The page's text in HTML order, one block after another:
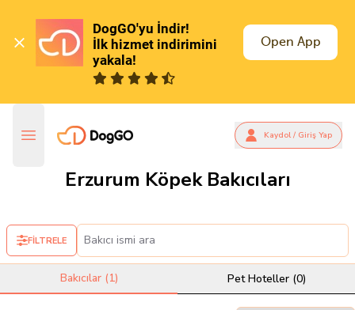
DogGO'yu İndir!
İlk hizmet indirimini
yakala!
Open App
Kaydol / Giriş Yap
Erzurum Köpek Bakıcıları
FİLTRELE
Bakıcılar (1) Pet Hoteller (0)